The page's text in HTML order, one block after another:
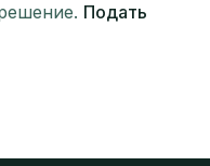
Подать